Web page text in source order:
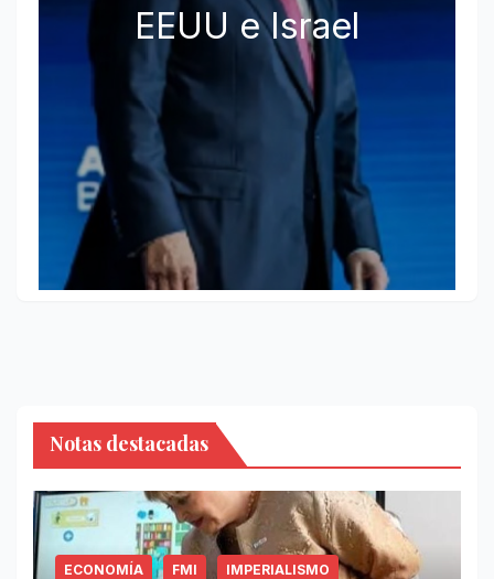
EEUU e Israel
Notas destacadas
ECONOMÍA FMI IMPERIALISMO